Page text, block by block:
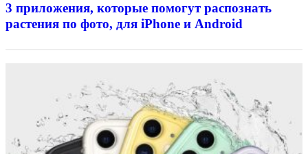
3 приложения, которые помогут распознать
растения по фото, для iPhone и Android